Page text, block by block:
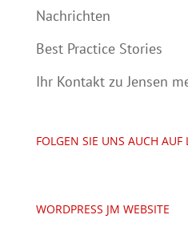
Nachrichten
Best Practice Stories
Ihr Kontakt zu Jensen
FOLGEN SIE UNS AUCH AUF
WORDPRESS JM WEBSITE